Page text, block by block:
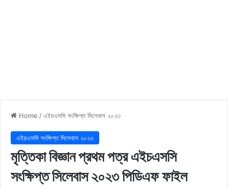
Home /এইচএসসি সংক্ষিপ্ত সিলেবাস ২০২৩
এইচএসসি সংক্ষিপ্ত সিলেবাস ২০২৩
মৃত্তিকা বিজ্ঞান প্রথম পত্র এইচএসসি
সংক্ষিপ্ত সিলেবাস ২০২৩ পিডিএফ ফাইল